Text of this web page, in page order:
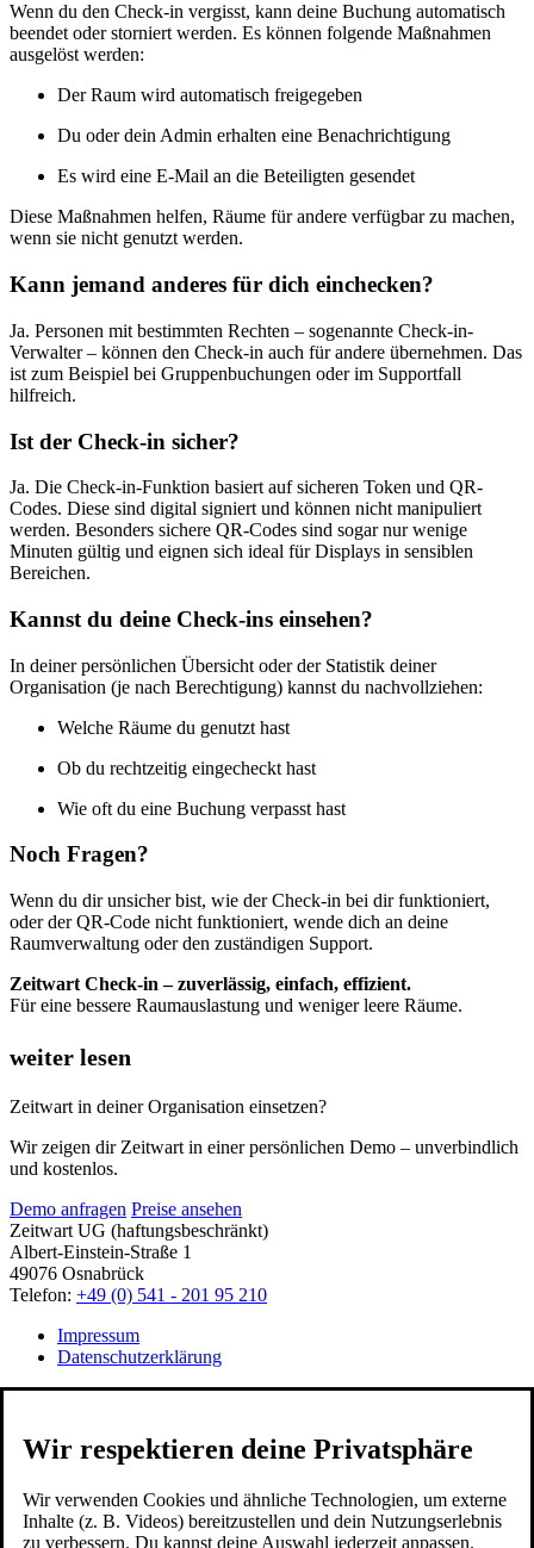
Wenn du den Check-in vergisst, kann deine Buchung automatisch
beendet oder storniert werden. Es können folgende Maßnahmen
ausgelöst werden:
Der Raum wird automatisch freigegeben
Du oder dein Admin erhalten eine Benachrichtigung
Es wird eine E-Mail an die Beteiligten gesendet
Diese Maßnahmen helfen, Räume für andere verfügbar zu machen,
wenn sie nicht genutzt werden.
Kann jemand anderes für dich einchecken?
Ja. Personen mit bestimmten Rechten – sogenannte Check-in-
Verwalter – können den Check-in auch für andere übernehmen. Das
ist zum Beispiel bei Gruppenbuchungen oder im Supportfall
hilfreich.
Ist der Check-in sicher?
Ja. Die Check-in-Funktion basiert auf sicheren Token und QR-
Codes. Diese sind digital signiert und können nicht manipuliert
werden. Besonders sichere QR-Codes sind sogar nur wenige
Minuten gültig und eignen sich ideal für Displays in sensiblen
Bereichen.
Kannst du deine Check-ins einsehen?
In deiner persönlichen Übersicht oder der Statistik deiner
Organisation (je nach Berechtigung) kannst du nachvollziehen:
Welche Räume du genutzt hast
Ob du rechtzeitig eingecheckt hast
Wie oft du eine Buchung verpasst hast
Noch Fragen?
Wenn du dir unsicher bist, wie der Check-in bei dir funktioniert,
oder der QR-Code nicht funktioniert, wende dich an deine
Raumverwaltung oder den zuständigen Support.
Zeitwart Check-in – zuverlässig, einfach, effizient.
Für eine bessere Raumauslastung und weniger leere Räume.
weiter lesen
Zeitwart in deiner Organisation einsetzen?
Wir zeigen dir Zeitwart in einer persönlichen Demo – unverbindlich
und kostenlos.
Demo anfragen Preise ansehen
Zeitwart UG (haftungsbeschränkt)
Albert-Einstein-Straße 1
49076 Osnabrück
Telefon: +49 (0) 541 - 201 95 210
Impressum
Datenschutzerklärung
Wir respektieren deine Privatsphäre
Wir verwenden Cookies und ähnliche Technologien, um externe
Inhalte (z. B. Videos) bereitzustellen und dein Nutzungserlebnis
zu verbessern. Du kannst deine Auswahl jederzeit anpassen.